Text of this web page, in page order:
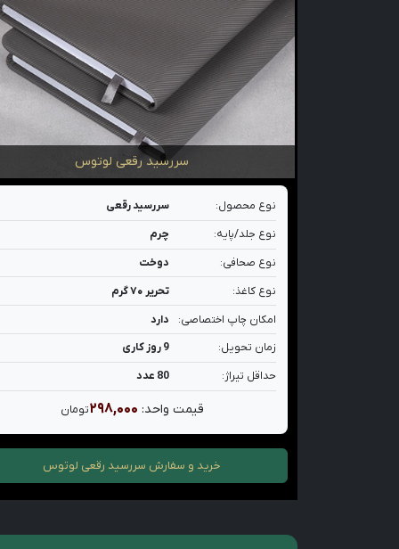
سررسید رقعی لوتوس
نوع محصول:
سررسید رقعی
نوع جلد/پایه:
چرم
نوع صحافی:
دوخت
نوع کاغذ:
تحریر ۷۰ گرم
امکان چاپ اختصاصی:
دارد
زمان تحویل:
9 روز کاری
حداقل تیراژ:
80 عدد
قیمت واحد: ۲۹۸,۰۰۰تومان
خرید و سفارش سررسید رقعی لوتوس